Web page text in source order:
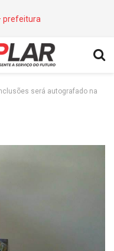
será autografado na